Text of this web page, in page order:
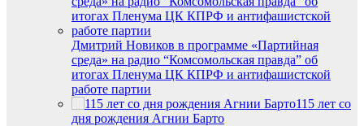
Дмитрий Новиков в программе «Партийная
среда» на радио “Комсомольская правда” об
итогах Пленума ЦК КПРФ и антифашистской
работе партии
115 лет со
дня рождения Агнии Барто